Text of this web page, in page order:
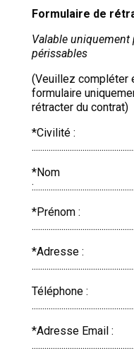
Formulaire de
Valable uniquement
périssables
(Veuillez compléter
formulaire
rétracter du contrat)
*Civilité :
*Nom
*Prénom :
*Adresse :
Téléphone :
*Adresse Email :